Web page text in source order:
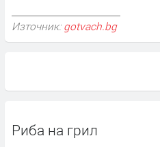
Източник: gotvach.bg
Риба на грил